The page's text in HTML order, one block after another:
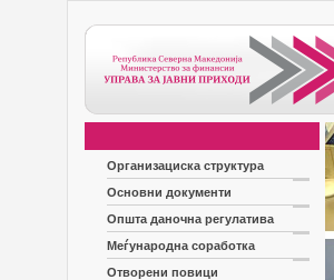
Организациска структура
Основни документи
Општа даночна регулатива
Меѓународна соработка
Отворени повици